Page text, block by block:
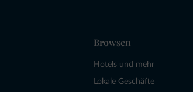
Browsen
Hotels und mehr
Lokale Geschäfte